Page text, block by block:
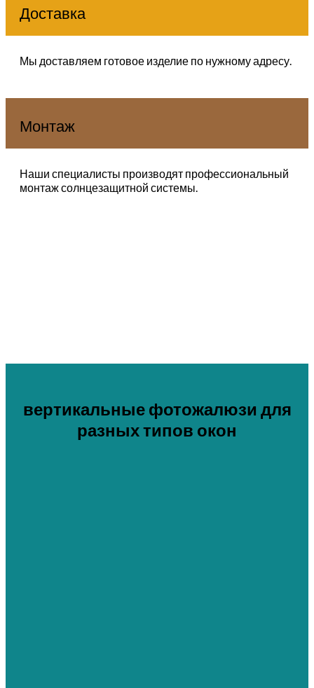
Доставка
Мы доставляем готовое изделие по нужному адресу.
Монтаж
Наши специалисты производят профессиональный
монтаж солнцезащитной системы.
вертикальные фотожалюзи для
разных типов окон